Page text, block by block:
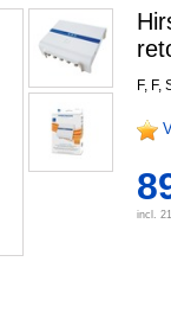
F, F,
incl.